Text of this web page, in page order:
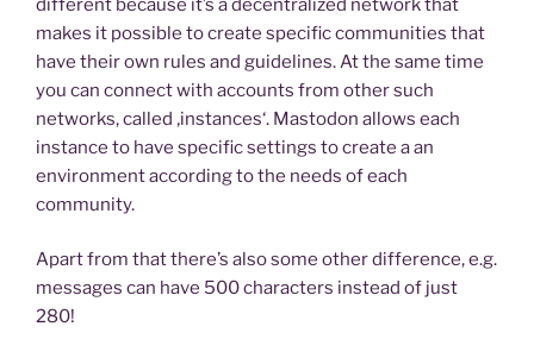
different because it’s a decentralized network that
makes it possible to create specific communities that
have their own rules and guidelines. At the same time
you can connect with accounts from other such
networks, called ‚instances‘. Mastodon allows each
instance to have specific settings to create a an
environment according to the needs of each
community.
Apart from that there’s also some other difference, e.g.
messages can have 500 characters instead of just
280!